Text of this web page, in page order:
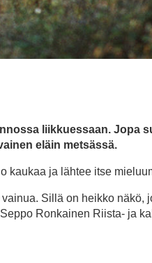
liikkuessaan. Jopa
eläin metsässä.
kaukaa ja lähtee itse
Sillä on heikko näkö,
Ronkainen Riista- ja